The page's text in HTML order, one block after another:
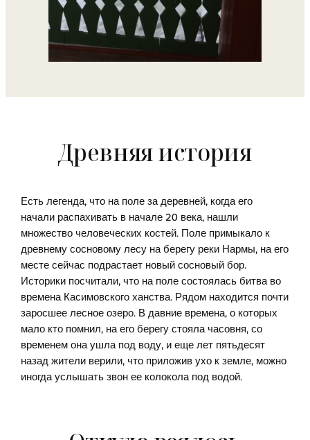
Древняя история
Есть легенда, что на поле за деревней, когда его
начали распахивать в начале 20 века, нашли
множество человеческих костей. Поле примыкало к
древнему сосновому лесу на берегу реки Нармы, на его
месте сейчас подрастает новый сосновый бор.
Историки посчитали, что на поле состоялась битва во
времена Касимовского ханства. Рядом находится почти
заросшее лесное озеро. В давние времена, о которых
мало кто помнил, на его берегу стояла часовня, со
временем она ушла под воду, и еще лет пятьдесят
назад жители верили, что приложив ухо к земле, можно
иногда услышать звон ее колокола под водой.